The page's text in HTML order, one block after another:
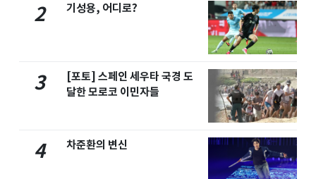
2 기성용, 어디로?
3
[포토] 스페인 세우타 국경 도
달한 모로코 이민자들
4 차준환의 변신